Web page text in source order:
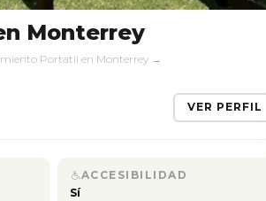
Monterrey
Portatil en Monterrey →
VER PERFIL
ACCESIBILIDAD
Sí